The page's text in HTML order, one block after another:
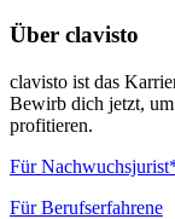
Über clavisto
clavisto ist das
Bewirb dich jetzt, um
profitieren.
Für
Für Berufserfahrene